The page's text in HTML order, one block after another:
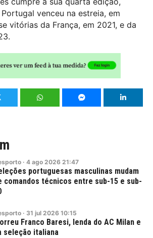
venceu na estreia, em
vitórias da França, em 2021, e da
· 4 ago 2026 21:47
portuguesas masculinas mudam
comandos técnicos entre sub-15 e sub-
· 31 jul 2026 10:15
Franco Baresi, lenda do AC Milan e
seleção italiana